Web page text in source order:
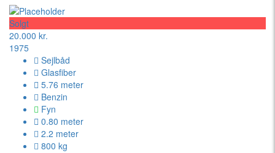
Solgt
20.000 kr.
1975
Sejlbåd
Glasfiber
5.76 meter
Benzin
Fyn
0.80 meter
2.2 meter
800 kg